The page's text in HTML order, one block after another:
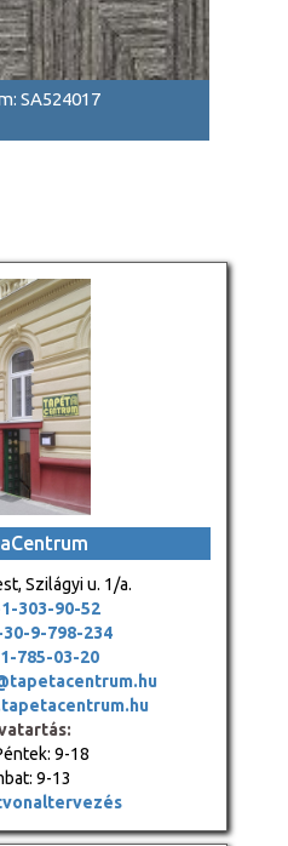
SA524017
Szilágyi u. 1/a.
303-90-52
30-9-798-234
785-03-20
9-18
9-13